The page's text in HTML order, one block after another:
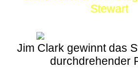
Stewart
Jim Clark gewinnt das
durchdrehender